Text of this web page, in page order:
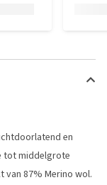
en
tot middelgrote
van 87% Merino wol.